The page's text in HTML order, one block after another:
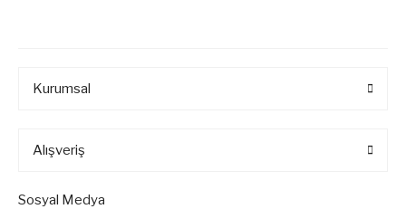
Kurumsal
Alışveriş
Sosyal Medya